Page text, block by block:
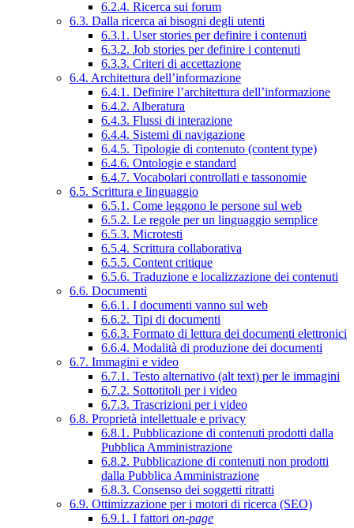
6.2.4. Ricerca sui forum
6.3. Dalla ricerca ai bisogni degli utenti
6.3.1. User stories per definire i contenuti
6.3.2. Job stories per definire i contenuti
6.3.3. Criteri di accettazione
6.4. Architettura dell’informazione
6.4.1. Definire l’architettura dell’informazione
6.4.2. Alberatura
6.4.3. Flussi di interazione
6.4.4. Sistemi di navigazione
6.4.5. Tipologie di contenuto (content type)
6.4.6. Ontologie e standard
6.4.7. Vocabolari controllati e tassonomie
6.5. Scrittura e linguaggio
6.5.1. Come leggono le persone sul web
6.5.2. Le regole per un linguaggio semplice
6.5.3. Microtesti
6.5.4. Scrittura collaborativa
6.5.5. Content critique
6.5.6. Traduzione e localizzazione dei contenuti
6.6. Documenti
6.6.1. I documenti vanno sul web
6.6.2. Tipi di documenti
6.6.3. Formato di lettura dei documenti elettronici
6.6.4. Modalità di produzione dei documenti
6.7. Immagini e video
6.7.1. Testo alternativo (alt text) per le immagini
6.7.2. Sottotitoli per i video
6.7.3. Trascrizioni per i video
6.8. Proprietà intellettuale e privacy
6.8.1. Pubblicazione di contenuti prodotti dalla
Pubblica Amministrazione
6.8.2. Pubblicazione di contenuti non prodotti
dalla Pubblica Amministrazione
6.8.3. Consenso dei soggetti ritratti
6.9. Ottimizzazione per i motori di ricerca (SEO)
6.9.1. I fattori on-page